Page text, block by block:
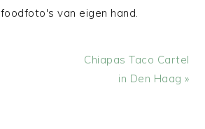
van eigen hand.
Volgend
bericht:
Chiapas Taco Cartel
in Den Haag »